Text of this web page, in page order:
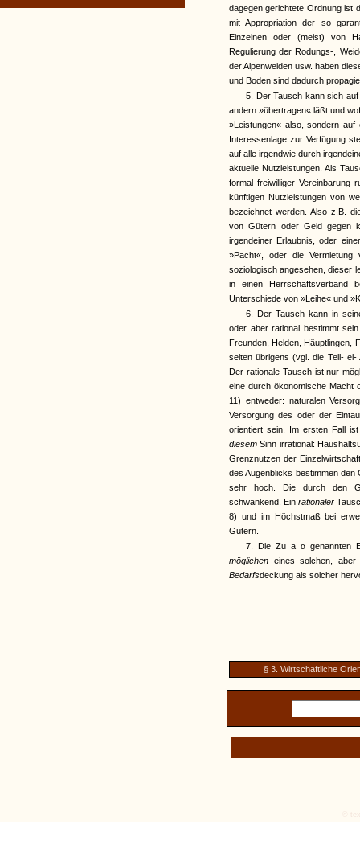
dagegen gerichtete Ordnung ist
mit Appropriation der so
Einzelnen oder (meist) von
Regulierung der Rodungs-,
der Alpenweiden usw. haben
und Boden sind dadurch
5. Der Tausch kann sich
andern »übertragen« läßt und
»Leistungen« also, sondern
Interessenlage zur Verfügung
auf alle irgendwie durch
aktuelle Nutzleistungen. Als
formal freiwilliger Vereinbarung
künftigen Nutzleistungen von
bezeichnet werden. Also z.B.
von Gütern oder Geld gegen
irgendeiner Erlaubnis, oder
»Pacht«, oder die
soziologisch angesehen, dieser
in einen Herrschaftsverband
Unterschiede von »Leihe« und
6. Der Tausch kann in
oder aber rational bestimmt
Freunden, Helden, Häuptlingen,
selten übrigens (vgl. die Tell-
Der rationale Tausch ist nur
eine durch ökonomische Macht
11) entweder: naturalen
Versorgung des oder der
orientiert sein. Im ersten Fall
diesemSinn irrational:
Grenznutzen der
des Augenblicks bestimmen
sehr hoch. Die durch den
schwankend. Ein rationaler
8) und im Höchstmaß bei
Gütern.
7. Die Zu a α genannten
möglichen eines solchen, aber
Bedarfsdeckung als solcher
§ 3. Wirtschaftliche